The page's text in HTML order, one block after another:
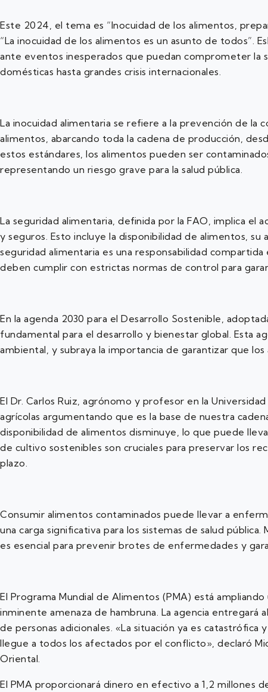
Este 2024, el tema es “Inocuidad de los alimentos,
“La inocuidad de los alimentos es un asunto de todos”.
ante eventos inesperados que puedan comprometer la
domésticas hasta grandes crisis internacionales.
La inocuidad alimentaria se refiere a la prevención de la
alimentos, abarcando toda la cadena de producción,
estos estándares, los alimentos pueden ser
representando un riesgo grave para la salud pública.
La seguridad alimentaria, definida por la FAO, implica
y seguros. Esto incluye la disponibilidad de alimentos, su
seguridad alimentaria es una responsabilidad
deben cumplir con estrictas normas de control para
En la agenda 2030 para el Desarrollo Sostenible,
fundamental para el desarrollo y bienestar global. Esta
ambiental, y subraya la importancia de garantizar que
El Dr. Carlos Ruiz, agrónomo y profesor en la
agrícolas argumentando que es la base de nuestra
disponibilidad de alimentos disminuye, lo que puede
de cultivo sostenibles son cruciales para preservar los
plazo.
Consumir alimentos contaminados puede llevar a
una carga significativa para los sistemas de salud
es esencial para prevenir brotes de enfermedades y
El Programa Mundial de Alimentos (PMA) está
inminente amenaza de hambruna. La agencia
de personas adicionales. «La situación ya es catastrófica
llegue a todos los afectados por el conflicto», declaró
Oriental.
El PMA proporcionará dinero en efectivo a 1,2 millones